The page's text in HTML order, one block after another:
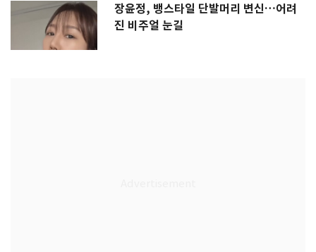
장윤정, 뱅스타일 단발머리 변신…어려
진 비주얼 눈길